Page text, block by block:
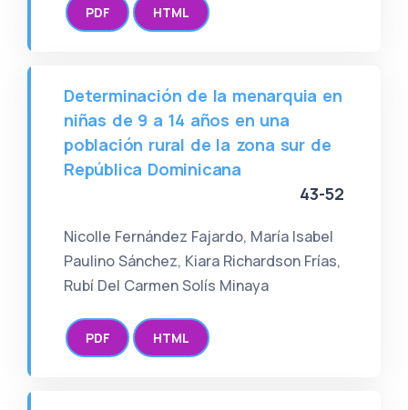
PDF HTML
Determinación de la menarquia en
niñas de 9 a 14 años en una
población rural de la zona sur de
República Dominicana
43-52
Nicolle Fernández Fajardo, María Isabel
Paulino Sánchez, Kiara Richardson Frías,
Rubí Del Carmen Solís Minaya
PDF HTML